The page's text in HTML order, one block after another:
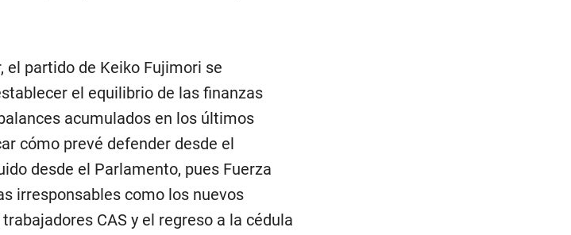
el partido de Keiko Fujimori se
el equilibrio de las finanzas
acumulados en los últimos
cómo prevé defender desde el
desde el Parlamento, pues Fuerza
irresponsables como los nuevos
CAS y el regreso a la cédula